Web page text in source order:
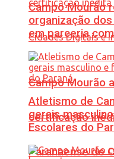
Campo Mourão
certificação
Paranaense de
Campo Mourão
organização
em parceria
Atletismo de
gerais
Escolares do